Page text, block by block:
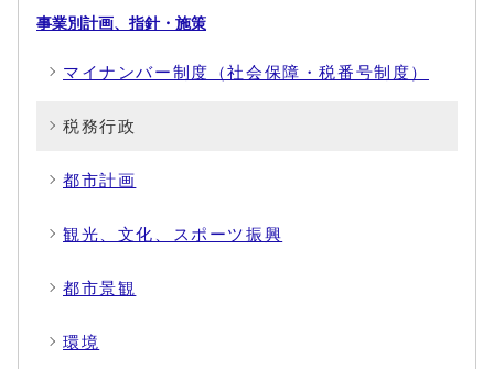
事業別計画、指針・施策
マイナンバー制度（社会保障・税番号制度）
税務行政
都市計画
観光、文化、スポーツ振興
都市景観
環境